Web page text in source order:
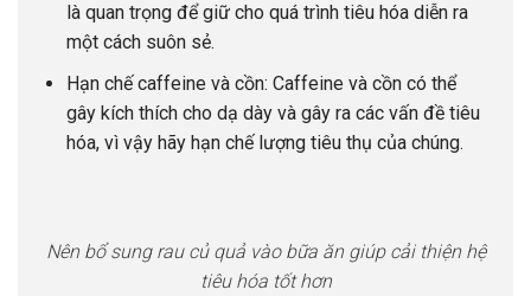
là quan trọng để giữ cho quá trình tiêu hóa diễn ra
một cách suôn sẻ.
Hạn chế caffeine và cồn: Caffeine và cồn có thể
gây kích thích cho dạ dày và gây ra các vấn đề tiêu
hóa, vì vậy hãy hạn chế lượng tiêu thụ của chúng.
Nên bổ sung rau củ quả vào bữa ăn giúp cải thiện hệ
tiêu hóa tốt hơn